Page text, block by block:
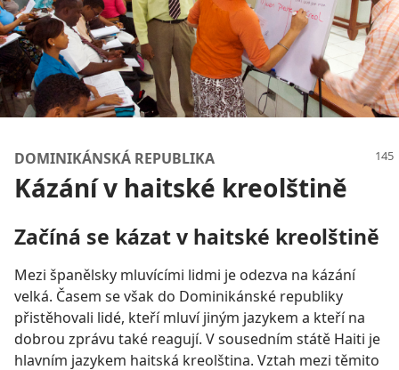
DOMINIKÁNSKÁ REPUBLIKA
Kázání v haitské kreolštině
Začíná se kázat v haitské kreolštině
Mezi španělsky mluvícími lidmi je odezva na kázání
velká. Časem se však do Dominikánské republiky
přistěhovali lidé, kteří mluví jiným jazykem a kteří na
dobrou zprávu také reagují. V sousedním státě Haiti je
hlavním jazykem haitská kreolština. Vztah mezi těmito